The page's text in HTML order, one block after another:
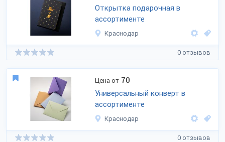
Открытка подарочная в
ассортименте
Краснодар
0 отзывов
Цена от 70
Универсальный конверт в
ассортименте
Краснодар
0 отзывов